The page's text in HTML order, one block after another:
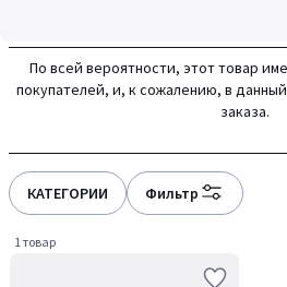
По всей вероятности, этот товар
покупателей, и, к сожалению, в
заказа.
КАТЕГОРИИ Фильтр
1 товар